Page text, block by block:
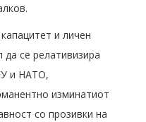
и личен
се релативизира
и НАТО,
изминатиот
со прозивки на